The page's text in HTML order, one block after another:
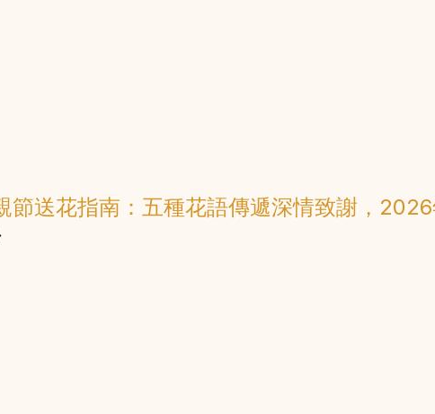
節送花指南：五種花語傳遞深情致謝，